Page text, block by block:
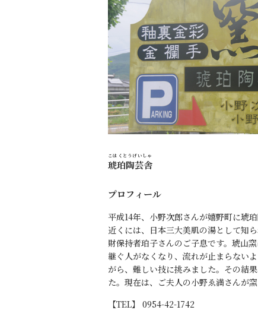
琥珀陶芸舎
こはくとうげいしゃ
プロフィール
平成14年、小野次郎さんが嬉野町に琥
近くには、日本三大美肌の湯として知
財保持者珀子さんのご子息です。琥山
継ぐ人がなくなり、流れが止まらない
がら、難しい技に挑みました。その結
た。現在は、ご夫人の小野ゑ満さんが
【TEL】 0954-42-1742